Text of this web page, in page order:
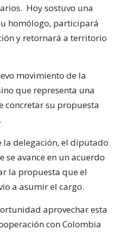
Hoy sostuvo una
homólogo, participará
y retornará a territorio
movimiento de la
que representa una
concretar su propuesta
la delegación, el diputado
avance en un acuerdo
la propuesta que el
a asumir el cargo.
aprovechar esta
con Colombia